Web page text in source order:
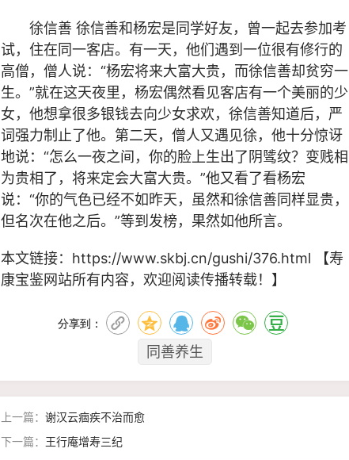
徐信善 徐信善和杨宏是同学好友，曾一起去参加考
试，住在同一客店。有一天，他们遇到一位很有修行的
高僧，僧人说：“杨宏将来大富大贵，而徐信善却贫穷一
生。”就在这天夜里，杨宏偶然看见客店有一个美丽的少
女，他想拿很多银钱去向少女求欢，徐信善知道后，严
词强力制止了他。第二天，僧人又遇见徐，他十分惊讶
地说：“怎么一夜之间，你的脸上生出了阴骘纹？变贱相
为贵相了，将来定会大富大贵。”他又看了看杨宏
说：“你的气色已经不如昨天，虽然和徐信善同样显贵，
但名次在他之后。”等到发榜，果然如他所言。
本文链接： https://www.skbj.cn/gushi/376.html 【寿
康宝鉴网站所有内容，欢迎阅读传播转载！】
分享到：
同善养生
上一篇： 谢汉云痼疾不治而愈
下一篇： 王行庵增寿三纪